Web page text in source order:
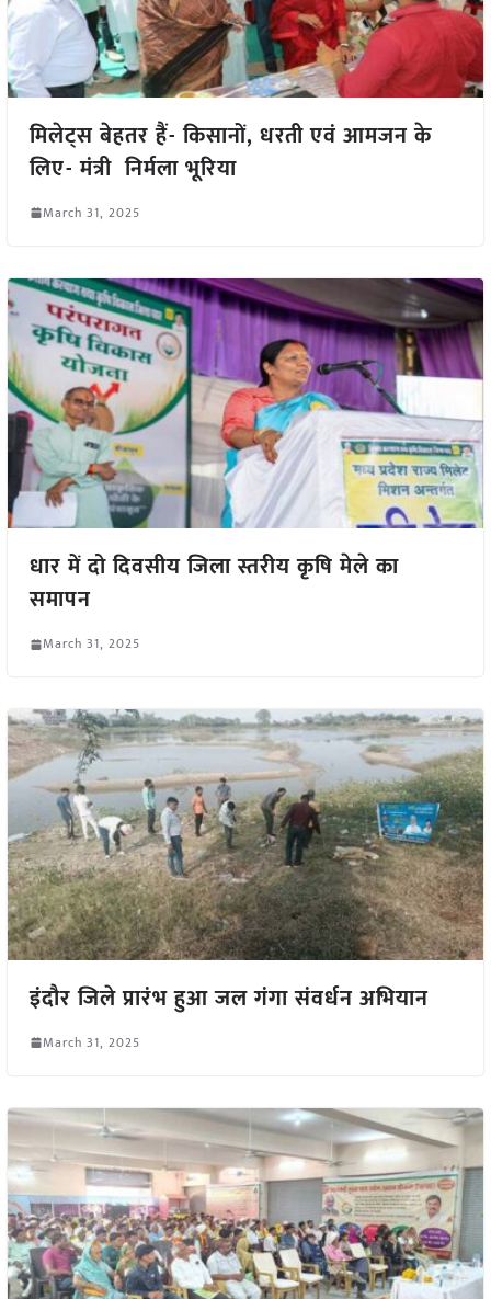
मिलेट्स बेहतर हैं- किसानों, धरती एवं आमजन के
लिए- मंत्री निर्मला भूरिया
March 31, 2025
धार में दो दिवसीय जिला स्तरीय कृषि मेले का
समापन
March 31, 2025
इंदौर जिले प्रारंभ हुआ जल गंगा संवर्धन अभियान
March 31, 2025